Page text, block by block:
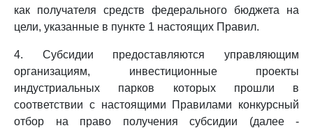
как получателя средств федерального бюджета на
цели, указанные в пункте 1 настоящих Правил.
4. Субсидии предоставляются управляющим
организациям, инвестиционные проекты
индустриальных парков которых прошли в
соответствии с настоящими Правилами конкурсный
отбор на право получения субсидии (далее -